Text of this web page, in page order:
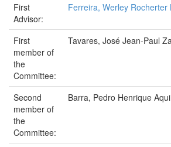
First
Advisor:
Ferreira, Werley Rocherter
First
member of
the
Committee:
Tavares, José Jean-Paul
Second
member of
the
Committee:
Barra, Pedro Henrique